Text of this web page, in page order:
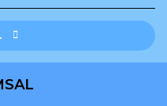
görüntülenemiyor.
bulunuyor.